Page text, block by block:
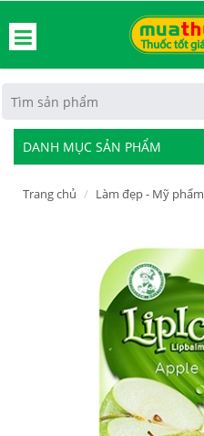
DANH MỤC SẢN PHẨM
Trang chủ Làm đẹp - Mỹ phẩm